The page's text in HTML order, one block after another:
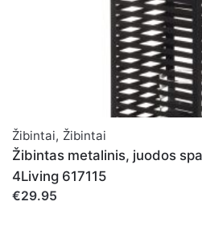
Žibintai, Žibintai
Žibintas metalinis, juodos
4Living 617115
€29.95